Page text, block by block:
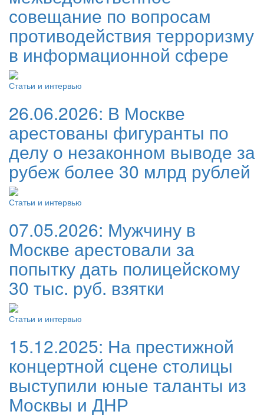
совещание по вопросам
противодействия терроризму
в информационной сфере
Статьи и интервью
26.06.2026: В Москве
арестованы фигуранты по
делу о незаконном выводе за
рубеж более 30 млрд рублей
Статьи и интервью
07.05.2026: Мужчину в
Москве арестовали за
попытку дать полицейскому
30 тыс. руб. взятки
Статьи и интервью
15.12.2025: На престижной
концертной сцене столицы
выступили юные таланты из
Москвы и ДНР